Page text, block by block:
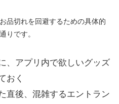
品切れを回避するための具体的
りです。
、アプリ内で欲しいグッズ
おく
直後、混雑するエントラン